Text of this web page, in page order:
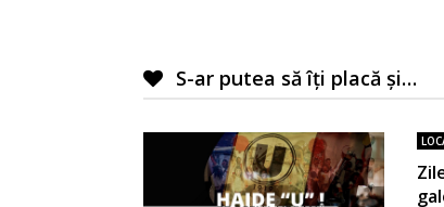
S-ar putea să îți placă și…